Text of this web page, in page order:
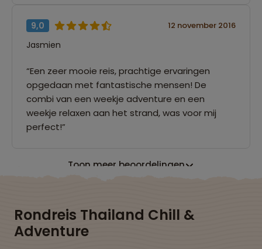
9,0 12 november 2016
Jasmien
“Een zeer mooie reis, prachtige ervaringen
opgedaan met fantastische mensen! De
combi van een weekje adventure en een
weekje relaxen aan het strand, was voor mij
perfect!”
Toon meer beoordelingen
Rondreis Thailand Chill &
Adventure